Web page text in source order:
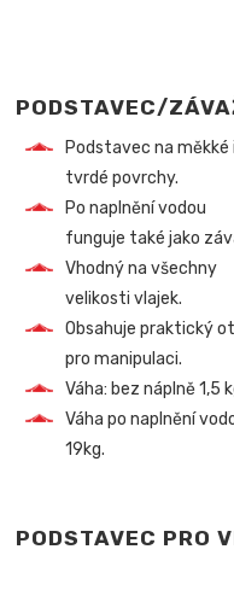
PODSTAVEC/
Podstavec na měkké i
tvrdé povrchy.
Po naplnění vodou
funguje také jako
Vhodný na všechny
velikosti vlajek.
Obsahuje praktický
pro manipulaci.
Váha: bez náplně 1,5
Váha po naplnění
19kg.
PODSTAVEC PRO